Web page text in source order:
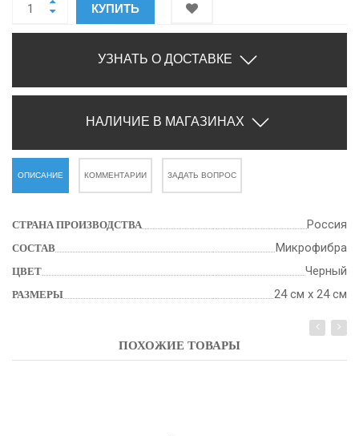
КУПИТЬ
УЗНАТЬ О ДОСТАВКЕ
НАЛИЧИЕ В МАГАЗИНАХ
ОПИСАНИЕ КОММЕНТАРИИ ЗАДАТЬ ВОПРОС
СТРАНА ПРОИЗВОДСТВА Россия
СОСТАВ Микрофибра
ЦВЕТ Черный
РАЗМЕРЫ 24 см х 24 см
ПОХОЖИЕ ТОВАРЫ